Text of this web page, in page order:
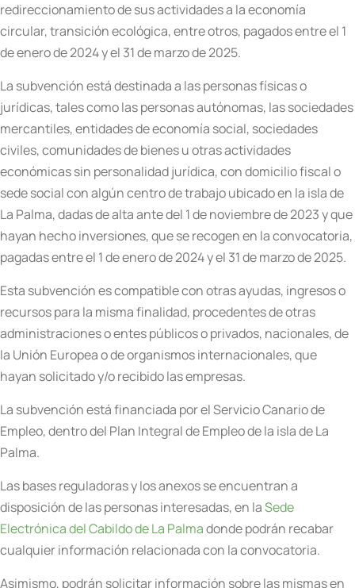
redireccionamiento de sus actividades a la economía
circular, transición ecológica, entre otros, pagados entre el 1
de enero de 2024 y el 31 de marzo de 2025.
La subvención está destinada a las personas físicas o
jurídicas, tales como las personas autónomas, las sociedades
mercantiles, entidades de economía social, sociedades
civiles, comunidades de bienes u otras actividades
económicas sin personalidad jurídica, con domicilio fiscal o
sede social con algún centro de trabajo ubicado en la isla de
La Palma, dadas de alta ante del 1 de noviembre de 2023 y que
hayan hecho inversiones, que se recogen en la convocatoria,
pagadas entre el 1 de enero de 2024 y el 31 de marzo de 2025.
Esta subvención es compatible con otras ayudas, ingresos o
recursos para la misma finalidad, procedentes de otras
administraciones o entes públicos o privados, nacionales, de
la Unión Europea o de organismos internacionales, que
hayan solicitado y/o recibido las empresas.
La subvención está financiada por el Servicio Canario de
Empleo, dentro del Plan Integral de Empleo de la isla de La
Palma.
Las bases reguladoras y los anexos se encuentran a
disposición de las personas interesadas, en laSede
Electrónica del Cabildo de La Palmadonde podrán recabar
cualquier información relacionada con la convocatoria.
Asimismo, podrán solicitar información sobre las mismas en